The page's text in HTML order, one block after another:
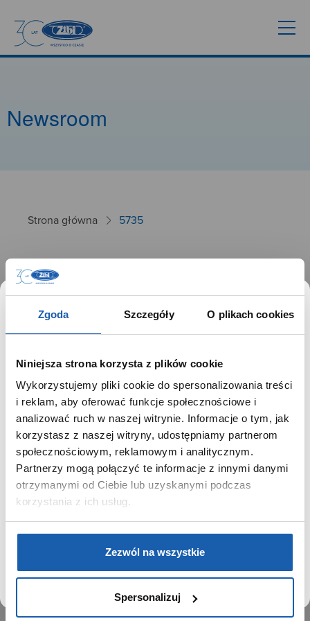
Zgoda Szczegóły O plikach cookies
Niniejsza strona korzysta z plików cookie
Wykorzystujemy pliki cookie do spersonalizowania treści
i reklam, aby oferować funkcje społecznościowe i
analizować ruch w naszej witrynie. Informacje o tym, jak
korzystasz z naszej witryny, udostępniamy partnerom
społecznościowym, reklamowym i analitycznym.
Partnerzy mogą połączyć te informacje z innymi danymi
otrzymanymi od Ciebie lub uzyskanymi podczas
korzystania z ich usług.
Zezwól na wszystkie
Spersonalizuj
Newsroom
Strona główna 5735
5735
04.10.2024
GRUPA ZIBI
Historia
Misja, wizja i wartości Grupy Zibi
Ważne daty
Kariera
Zgoda na ciasteczka
PRODUKTY
Kalkulatory
SIECI SPRZEDAŻY
SZANOWNY UŻYTKOWNIKU,
SZANOWNA UŻYTKOWNICZKO
Używamy plików cookie w celach analitycznych,
statystycznych i marketingowych, w tym aby analizować
ruch w tej witrynie, optymalizować jej działanie oraz
zapamiętywać Twoje preferencje.